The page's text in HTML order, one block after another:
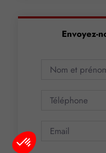
Envoyez-